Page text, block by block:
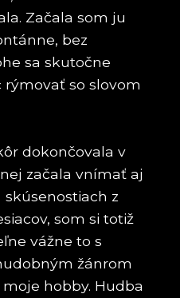
Začala som ju
bez
sa skutočne
so slovom
dokončovala v
začala vnímať aj
skúsenostiach z
som si totiž
vážne to s
žánrom
hobby. Hudba